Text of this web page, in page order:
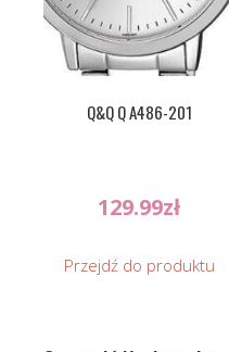
Q&Q Q A486-201
129.99zł
Przejdź do produktu